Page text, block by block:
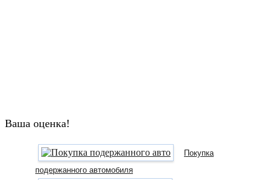
Ваша оценка!
Покупка
подержанного автомобиля